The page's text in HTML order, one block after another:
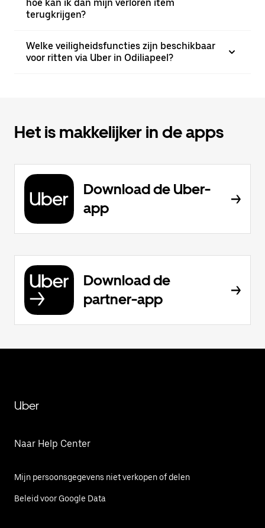
hoe kan ik dan mijn verloren item
terugkrijgen?
Welke veiligheidsfuncties zijn beschikbaar
voor ritten via Uber in Odiliapeel?
Het is makkelijker in de apps
Download de Uber-
app
Download de
partner-app
Uber
Naar Help Center
Mijn persoonsgegevens niet verkopen of delen
Beleid voor Google Data